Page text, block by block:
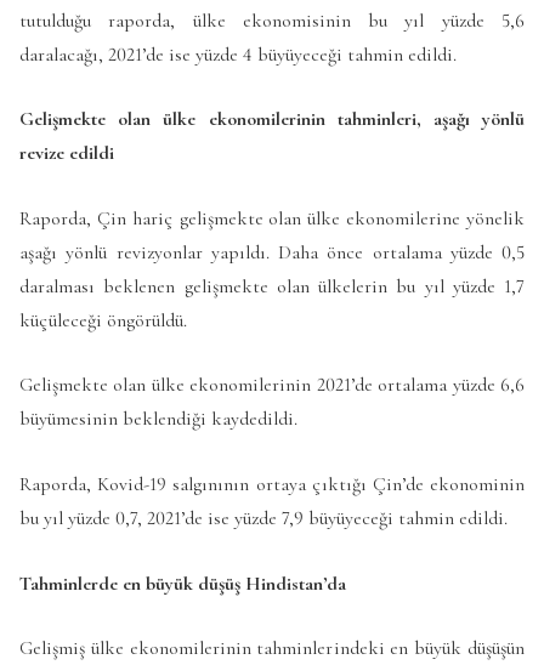
tutulduğu raporda, ülke ekonomisinin bu yıl yüzde 5,6
daralacağı, 2021’de ise yüzde 4 büyüyeceği tahmin edildi.
Gelişmekte olan ülke ekonomilerinin tahminleri, aşağı yönlü
revize edildi
Raporda, Çin hariç gelişmekte olan ülke ekonomilerine yönelik
aşağı yönlü revizyonlar yapıldı. Daha önce ortalama yüzde 0,5
daralması beklenen gelişmekte olan ülkelerin bu yıl yüzde 1,7
küçüleceği öngörüldü.
Gelişmekte olan ülke ekonomilerinin 2021’de ortalama yüzde 6,6
büyümesinin beklendiği kaydedildi.
Raporda, Kovid-19 salgınının ortaya çıktığı Çin’de ekonominin
bu yıl yüzde 0,7, 2021’de ise yüzde 7,9 büyüyeceği tahmin edildi.
Tahminlerde en büyük düşüş Hindistan’da
Gelişmiş ülke ekonomilerinin tahminlerindeki en büyük düşüşün